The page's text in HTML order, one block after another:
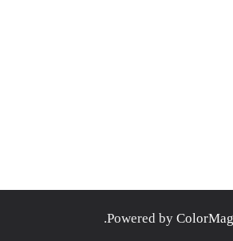
ColorMag
.